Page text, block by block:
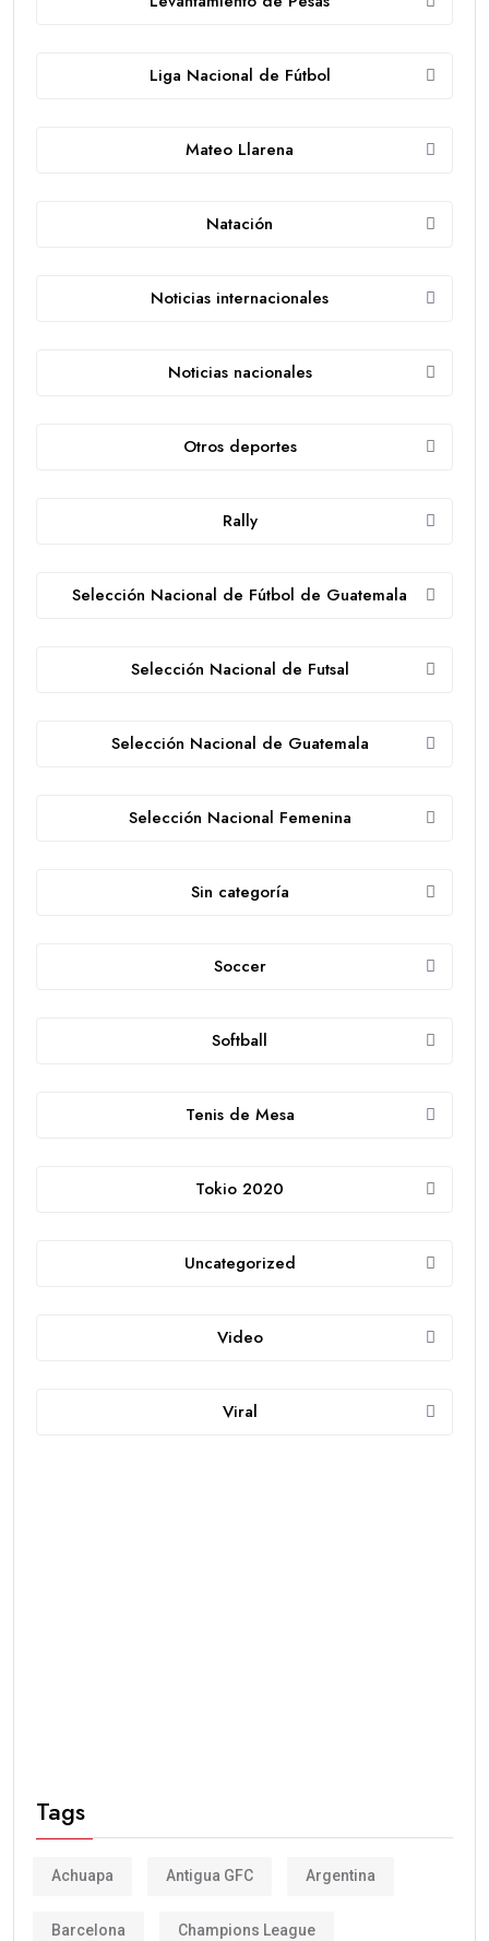
Liga Nacional de Fútbol
Mateo Llarena
Natación
Noticias internacionales
Noticias nacionales
Otros deportes
Rally
Selección Nacional de Fútbol de Guatemala
Selección Nacional de Futsal
Selección Nacional de Guatemala
Selección Nacional Femenina
Sin categoría
Soccer
Softball
Tenis de Mesa
Tokio 2020
Uncategorized
Video
Viral
Tags
Achuapa Antigua GFC Argentina
Barcelona Champions League